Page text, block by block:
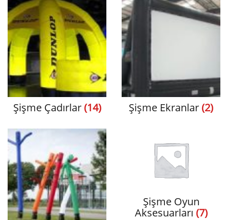
Şişme Çadırlar(14) Şişme Ekranlar(2)
Şişme Oyun
Aksesuarları (7)